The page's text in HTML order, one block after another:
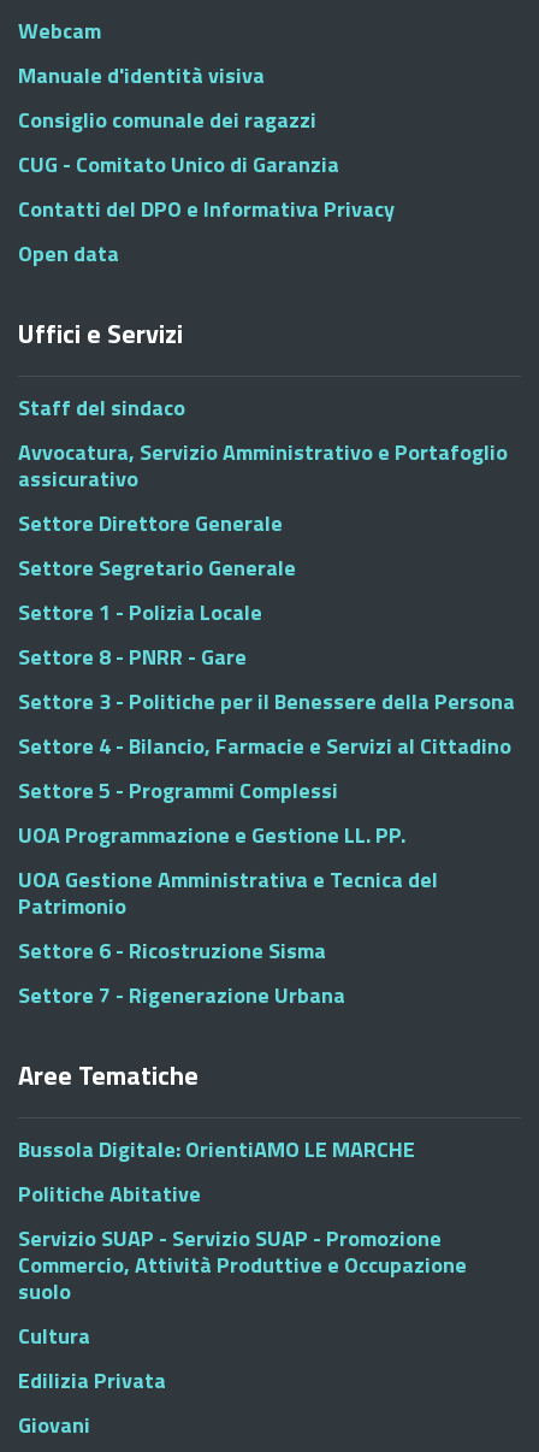
Webcam
Manuale d'identità visiva
Consiglio comunale dei ragazzi
CUG - Comitato Unico di Garanzia
Contatti del DPO e Informativa Privacy
Open data
Uffici e Servizi
Staff del sindaco
Avvocatura, Servizio Amministrativo e Portafoglio
assicurativo
Settore Direttore Generale
Settore Segretario Generale
Settore 1 - Polizia Locale
Settore 8 - PNRR - Gare
Settore 3 - Politiche per il Benessere della Persona
Settore 4 - Bilancio, Farmacie e Servizi al Cittadino
Settore 5 - Programmi Complessi
UOA Programmazione e Gestione LL. PP.
UOA Gestione Amministrativa e Tecnica del
Patrimonio
Settore 6 - Ricostruzione Sisma
Settore 7 - Rigenerazione Urbana
Aree Tematiche
Bussola Digitale: OrientiAMO LE MARCHE
Politiche Abitative
Servizio SUAP - Servizio SUAP - Promozione
Commercio, Attività Produttive e Occupazione
suolo
Cultura
Edilizia Privata
Giovani